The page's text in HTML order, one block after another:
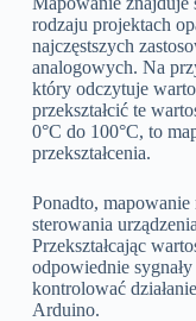
rodzaju projektach
najczęstszych
analogowych. Na
który odczytuje
przekształcić te
0°C do 100°C, to
przekształcenia.
Ponadto,
sterowania
Przekształcając
odpowiednie
kontrolować
Arduino.